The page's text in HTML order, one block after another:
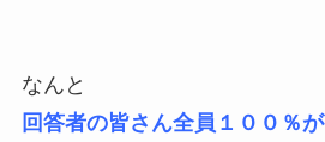
なんと
回答者の皆さん全員１００％が